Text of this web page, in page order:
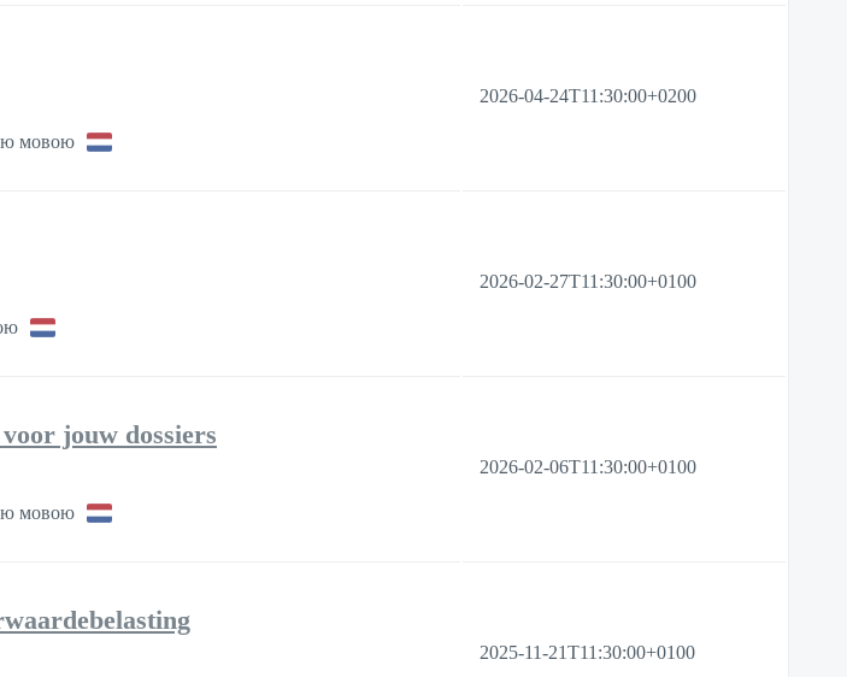
мовою
2026-04-24T11:30:00+0200
2026-02-27T11:30:00+0100
jouw dossiers
мовою
2026-02-06T11:30:00+0100
2025-11-21T11:30:00+0100